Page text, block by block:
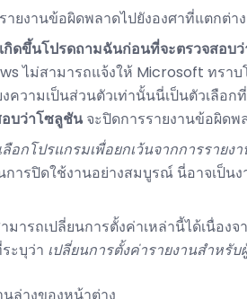
ยงานข้อผิดพลาดไปยังองศาที่แตกต่า
ดขึ้นโปรดถามฉันก่อนที่จะตรวจสอบ
ไม่สามารถแจ้งให้ Microsoft ทรา
งความเป็นส่วนตัวเท่านั้นนี่เป็นตัวเลือ
บว่าโซลูชันจะปิดการรายงานข้อผิด
ลือกโปรแกรมเพื่อยกเว้นจากการรายง
การปิดใช้งานอย่างสมบูรณ์ นี่อาจเป็
ารถเปลี่ยนการตั้งค่าเหล่านี้ได้เนื่อง
ะบุว่า เปลี่ยนการตั้งค่ารายงานสำหรั